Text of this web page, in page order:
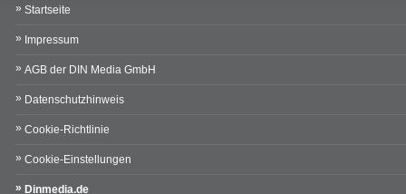
Startseite
Impressum
AGB der DIN Media GmbH
Datenschutzhinweis
Cookie-Richtlinie
Cookie-Einstellungen
Dinmedia.de